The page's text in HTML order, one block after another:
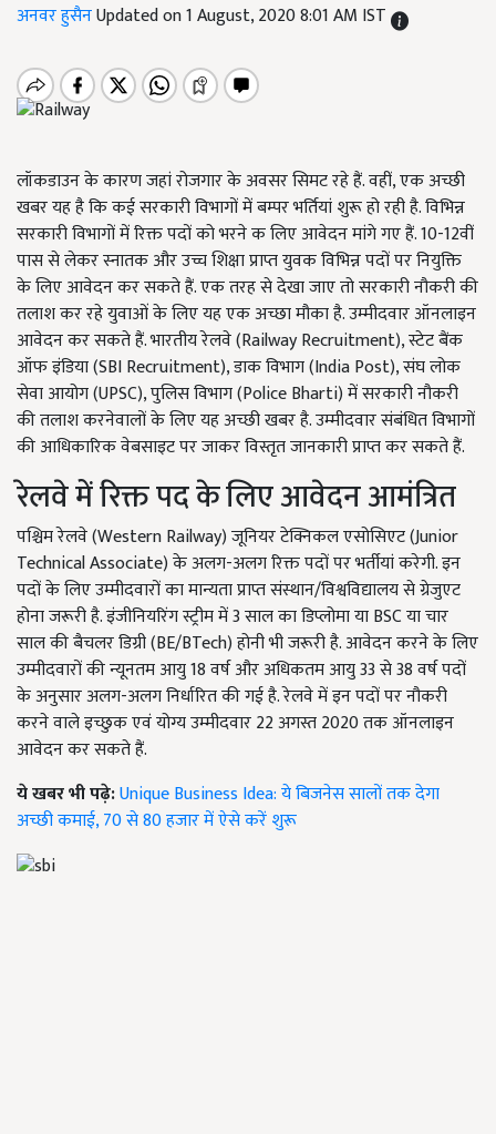
अनवर हुसैनUpdated on 1 August, 2020 8:01 AM IST
लॉकडाउन के कारण जहां रोजगार के अवसर सिमट रहे हैं. वहीं, एक अच्छी
खबर यह है कि कई सरकारी विभागों में बम्पर भर्तियां शुरू हो रही है. विभिन्न
सरकारी विभागों में रिक्त पदों को भरने क लिए आवेदन मांगे गए हैं. 10-12वीं
पास से लेकर स्नातक और उच्च शिक्षा प्राप्त युवक विभिन्न पदों पर नियुक्ति
के लिए आवेदन कर सकते हैं. एक तरह से देखा जाए तो सरकारी नौकरी की
तलाश कर रहे युवाओं के लिए यह एक अच्छा मौका है. उम्मीदवार ऑनलाइन
आवेदन कर सकते हैं. भारतीय रेलवे (Railway Recruitment), स्टेट बैंक
ऑफ इंडिया (SBI Recruitment), डाक विभाग (India Post), संघ लोक
सेवा आयोग (UPSC), पुलिस विभाग (Police Bharti) में सरकारी नौकरी
की तलाश करनेवालों के लिए यह अच्छी खबर है. उम्मीदवार संबंधित विभागों
की आधिकारिक वेबसाइट पर जाकर विस्तृत जानकारी प्राप्त कर सकते हैं.
रेलवे में रिक्त पद के लिए आवेदन आमंत्रित
पश्चिम रेलवे (Western Railway) जूनियर टेक्निकल एसोसिएट (Junior
Technical Associate) के अलग-अलग रिक्त पदों पर भर्तीयां करेगी. इन
पदों के लिए उम्मीदवारों का मान्यता प्राप्त संस्थान/विश्वविद्यालय से ग्रेजुएट
होना जरूरी है. इंजीनियरिंग स्ट्रीम में 3 साल का डिप्लोमा या BSC या चार
साल की बैचलर डिग्री (BE/BTech) होनी भी जरूरी है. आवेदन करने के लिए
उम्मीदवारों की न्यूनतम आयु 18 वर्ष और अधिकतम आयु 33 से 38 वर्ष पदों
के अनुसार अलग-अलग निर्धारित की गई है. रेलवे में इन पदों पर नौकरी
करने वाले इच्छुक एवं योग्य उम्मीदवार 22 अगस्त 2020 तक ऑनलाइन
आवेदन कर सकते हैं.
ये खबर भी पढ़े:Unique Business Idea: ये बिजनेस सालों तक देगा
अच्छी कमाई, 70 से 80 हजार में ऐसे करें शुरू